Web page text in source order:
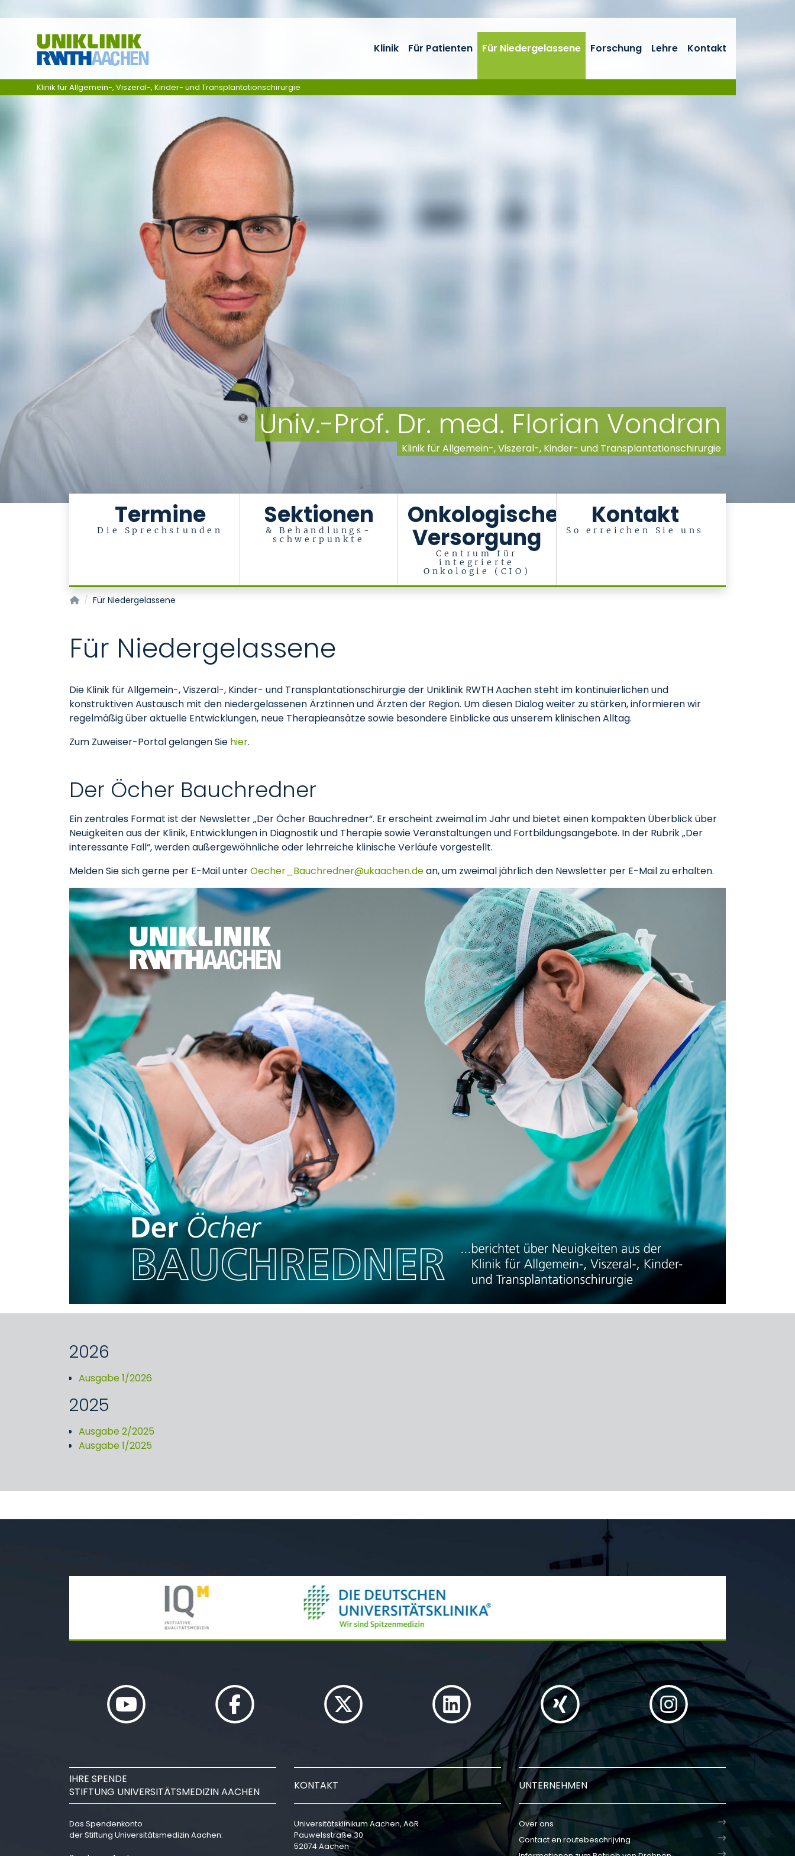
Univ.-Prof. Dr. med. Florian Vondran
Klinik für Allgemein-, Viszeral-, Kinder- und Transplantationschirurgie
Termine
Die Sprechstunden
Sektionen
& Behandlungs-
schwerpunkte
Onkologische
Versorgung
Centrum für
integrierte
Onkologie (CIO)
Kontakt
So erreichen Sie uns
Klinik Für Patienten Für Niedergelassene Forschung Lehre Kontakt
Klinik für Allgemein-, Viszeral-, Kinder- und Transplantationschirurgie
Klinik für Allgemein-, Viszeral-, Kinder- und Transplantationschirurgie
Für Niedergelassene
Für Niedergelassene
Die Klinik für Allgemein-, Viszeral-, Kinder- und Transplantationschirurgie der Uniklinik RWTH Aachen steht im kontinuierlichen und
konstruktiven Austausch mit den niedergelassenen Ärztinnen und Ärzten der Region. Um diesen Dialog weiter zu stärken, informieren wir
regelmäßig über aktuelle Entwicklungen, neue Therapieansätze sowie besondere Einblicke aus unserem klinischen Alltag.
Zum Zuweiser-Portal gelangen Sie hier.
Der Öcher Bauchredner
Ein zentrales Format ist der Newsletter „Der Öcher Bauchredner“. Er erscheint zweimal im Jahr und bietet einen kompakten Überblick über
Neuigkeiten aus der Klinik, Entwicklungen in Diagnostik und Therapie sowie Veranstaltungen und Fortbildungsangebote. In der Rubrik „Der
interessante Fall“, werden außergewöhnliche oder lehrreiche klinische Verläufe vorgestellt.
Melden Sie sich gerne per E-Mail unterOecher_Bauchredner ukaachendean, um zweimal jährlich den Newsletter per E-Mail zu erhalten.
2026
Ausgabe 1/2026
2025
Ausgabe 2/2025
Ausgabe 1/2025
IHRE SPENDE
STIFTUNG UNIVERSITÄTSMEDIZIN AACHEN
Das Spendenkonto
der Stiftung Universitätsmedizin Aachen:
KONTAKT
Universitätsklinikum Aachen, AöR
Pauwelsstraße 30
52074 Aachen
UNTERNEHMEN
Over ons
Contact en routebeschrijving